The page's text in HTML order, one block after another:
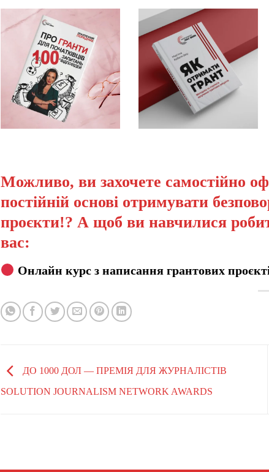
Можливо, ви захочете самостійно
постійній основі отримувати
проєкти!? А щоб ви навчилися
вас:
Онлайн курс з написання грантових
ДО 1000 ДОЛ — ПРЕМІЯ ДЛЯ ЖУРНАЛІСТІВ
SOLUTION JOURNALISM NETWORK AWARDS